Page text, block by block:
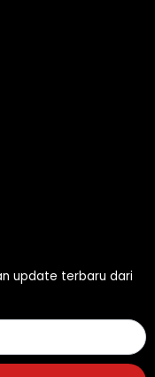
update terbaru dari